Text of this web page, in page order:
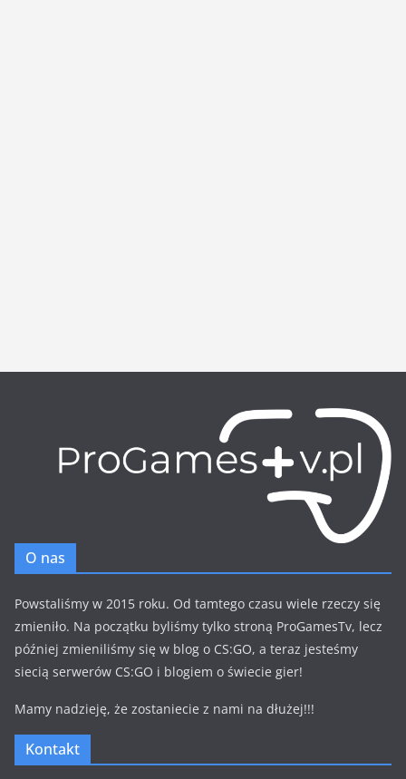
O nas
Powstaliśmy w 2015 roku. Od tamtego czasu wiele rzeczy się
zmieniło. Na początku byliśmy tylko stroną ProGamesTv, lecz
później zmieniliśmy się w blog o CS:GO, a teraz jesteśmy
siecią serwerów CS:GO i blogiem o świecie gier!
Mamy nadzieję, że zostaniecie z nami na dłużej!!!
Kontakt